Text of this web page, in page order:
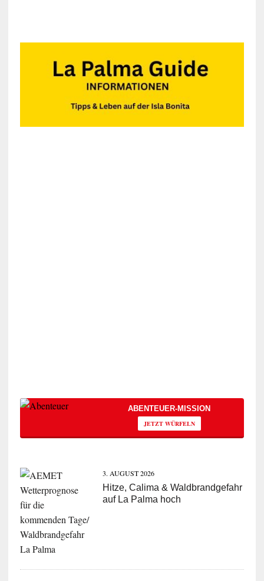
ABENTEUER-MISSION
JETZT WÜRFELN
3. AUGUST 2026
Hitze, Calima & Waldbrandgefahr
auf La Palma hoch